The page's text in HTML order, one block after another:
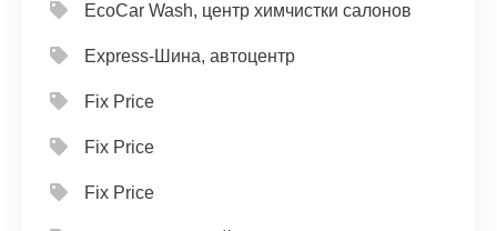
EcoCar Wash, центр химчистки салонов
Express-Шина, автоцентр
Fix Price
Fix Price
Fix Price